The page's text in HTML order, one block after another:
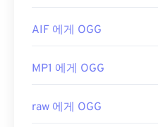
AIF 에게 OGG
MP1 에게 OGG
raw 에게 OGG